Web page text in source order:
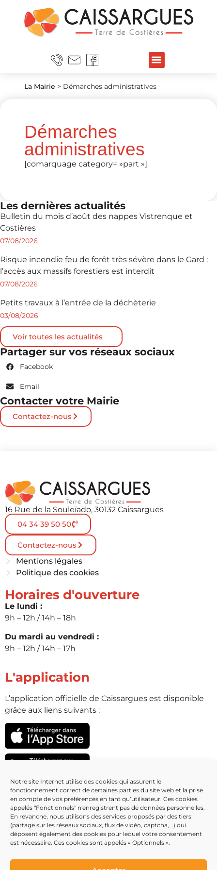
Notre site Internet utilise des cookies qui assurent le
fonctionnement correct de certaines parties du site web et la prise
en compte de vos préférences en tant qu’utilisateur. Ces cookies
appelés "Fonctionnels" n'enregistrent pas de données personnelles.
En revanche, nous utilisons des services proposés par des tiers
(partage sur les réseaux sociaux, flux de vidéo, captcha,...) qui
déposent également des cookies pour lequel votre consentement
est nécessaire. Ces cookies sont appelés « Optionnels ».
La Mairie > Démarches administratives
Démarches
administratives
[comarquage category= »part »]
Les dernières actualités
Bulletin du mois d’août des nappes Vistrenque et
Costières
07/08/2026
Risque incendie feu de forêt très sévère dans le Gard :
l’accès aux massifs forestiers est interdit
07/08/2026
Petits travaux à l’entrée de la déchèterie
03/08/2026
Voir toutes les actualités
Partager sur vos réseaux sociaux
Facebook
Email
Contacter votre Mairie
Contactez-nous
16 Rue de la Souleïado, 30132 Caissargues
04 34 39 50 50
Contactez-nous
Mentions légales
Politique des cookies
Horaires d'ouverture
Le lundi :
9h – 12h / 14h – 18h
Du mardi au vendredi :
9h – 12h / 14h – 17h
L'application
L’application officielle de Caissargues est disponible
grâce aux liens suivants :
Partenaires